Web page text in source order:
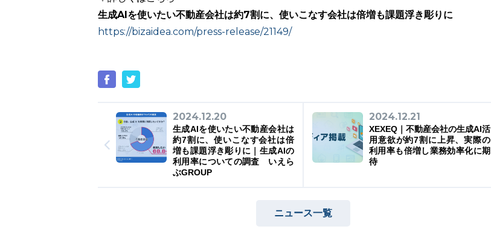
生成AIを使いたい不動産会社は約7割に、使いこなす会社は倍増も課題浮き彫りに
https://bizaidea.com/press-release/21149/
2024.12.20
生成AIを使いたい不動産会社は
約7割に、使いこなす会社は倍
増も課題浮き彫りに｜生成AIの
利用率についての調査 いえら
ぶGROUP
2024.12.21
XEXEQ｜不動産会社の生成AI活
用意欲が約7割に上昇、実際の
利用率も倍増し業務効率化に期
待
ニュース一覧